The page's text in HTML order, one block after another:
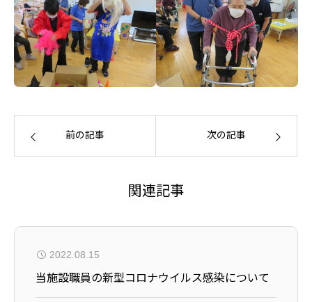
前の記事 次の記事
関連記事
2022.08.15
当施設職員の新型コロナウイルス感染について